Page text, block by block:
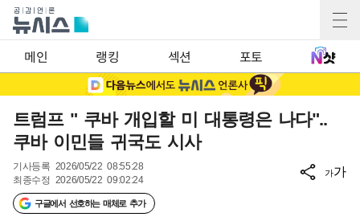
메인 랭킹 섹션 포토
트럼프 " 쿠바 개입할 미 대통령은 나다"..
쿠바 이민들 귀국도 시사
기사등록 2026/05/22 08:55:28
최종수정 2026/05/22 09:02:24
구글에서 선호하는 매체로 추가
가가